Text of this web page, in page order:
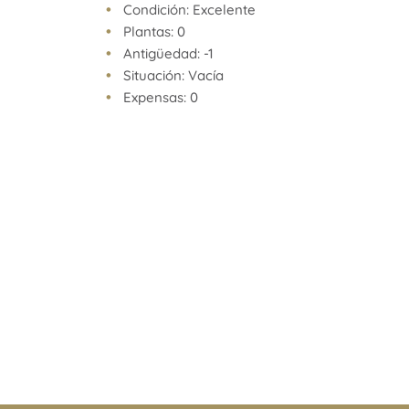
Norman valora tener todo cerca: colegios,
supermercados, hospitales, plazas, clubes,
Norman valora su tiempo y valora vivir en un
posibilidad, en donde todo está a unos pocos
Condición: Excelente
Plantas: 0
Antigüedad: -1
Situación: Vacía
Expensas: 0